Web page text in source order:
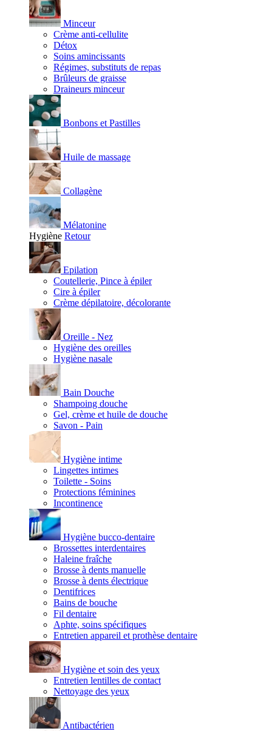
Minceur
Crème anti-cellulite
Détox
Soins amincissants
Régimes, substituts de repas
Brûleurs de graisse
Draineurs minceur
Bonbons et Pastilles
Huile de massage
Collagène
Mélatonine
Hygiène Retour
Epilation
Coutellerie, Pince à épiler
Cire à épiler
Crème dépilatoire, décolorante
Oreille - Nez
Hygiène des oreilles
Hygiène nasale
Bain Douche
Shampoing douche
Gel, crème et huile de douche
Savon - Pain
Hygiène intime
Lingettes intimes
Toilette - Soins
Protections féminines
Incontinence
Hygiène bucco-dentaire
Brossettes interdentaires
Haleine fraîche
Brosse à dents manuelle
Brosse à dents électrique
Dentifrices
Bains de bouche
Fil dentaire
Aphte, soins spécifiques
Entretien appareil et prothèse dentaire
Hygiène et soin des yeux
Entretien lentilles de contact
Nettoyage des yeux
Antibactérien